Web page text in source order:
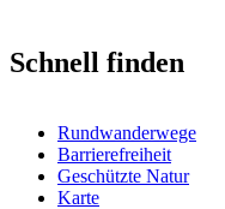
Schnell finden
Rundwanderwege
Barrierefreiheit
Geschützte Natur
Karte